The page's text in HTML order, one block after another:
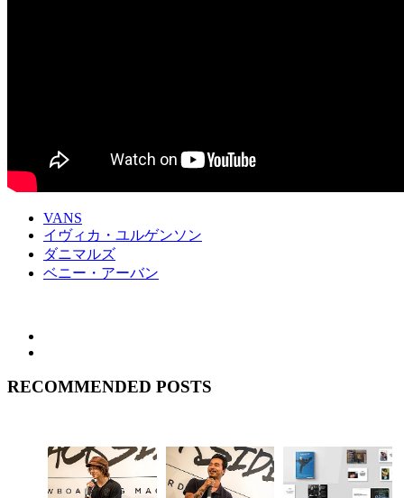
VANS
イヴィカ・ユルゲンソン
ダニマルズ
ベニー・アーバン
RECOMMENDED POSTS